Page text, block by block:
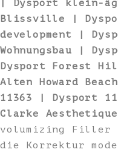
| Dysport klein-
Blissville |
development |
Wohnungsbau |
Dysport Forest
Alten Howard
11363 | Dysport
Clarke
volumizing Filler
die Korrektur